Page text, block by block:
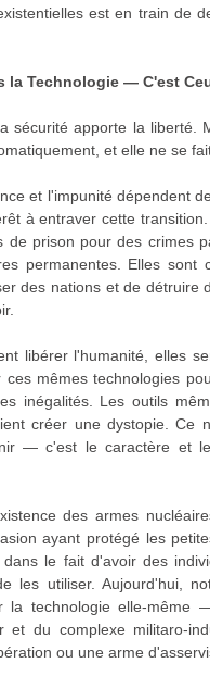
est en train de
la Technologie — C'est
sécurité apporte la liberté.
et elle ne se
et l'impunité dépendent
à entraver cette
de prison pour des crimes
permanentes. Elles sont
des nations et de détruire
libérer l'humanité, elles
mêmes technologies
inégalités. Les outils
créer une dystopie. Ce
— c'est le caractère et
des armes
ayant protégé les
le fait d'avoir des
les utiliser. Aujourd'hui,
la technologie elle-même
et du complexe militaro-
ou une arme